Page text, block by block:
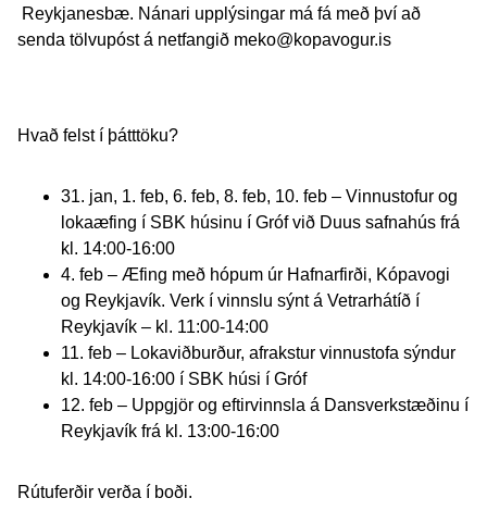
Reykjanesbæ. Nánari upplýsingar má fá með því að
senda tölvupóst á netfangið meko@kopavogur.is
Hvað felst í þátttöku?
31. jan, 1. feb, 6. feb, 8. feb, 10. feb – Vinnustofur og
lokaæfing í SBK húsinu í Gróf við Duus safnahús frá
kl. 14:00-16:00
4. feb – Æfing með hópum úr Hafnarfirði, Kópavogi
og Reykjavík. Verk í vinnslu sýnt á Vetrarhátíð í
Reykjavík – kl. 11:00-14:00
11. feb – Lokaviðburður, afrakstur vinnustofa sýndur
kl. 14:00-16:00 í SBK húsi í Gróf
12. feb – Uppgjör og eftirvinnsla á Dansverkstæðinu í
Reykjavík frá kl. 13:00-16:00
Rútuferðir verða í boði.